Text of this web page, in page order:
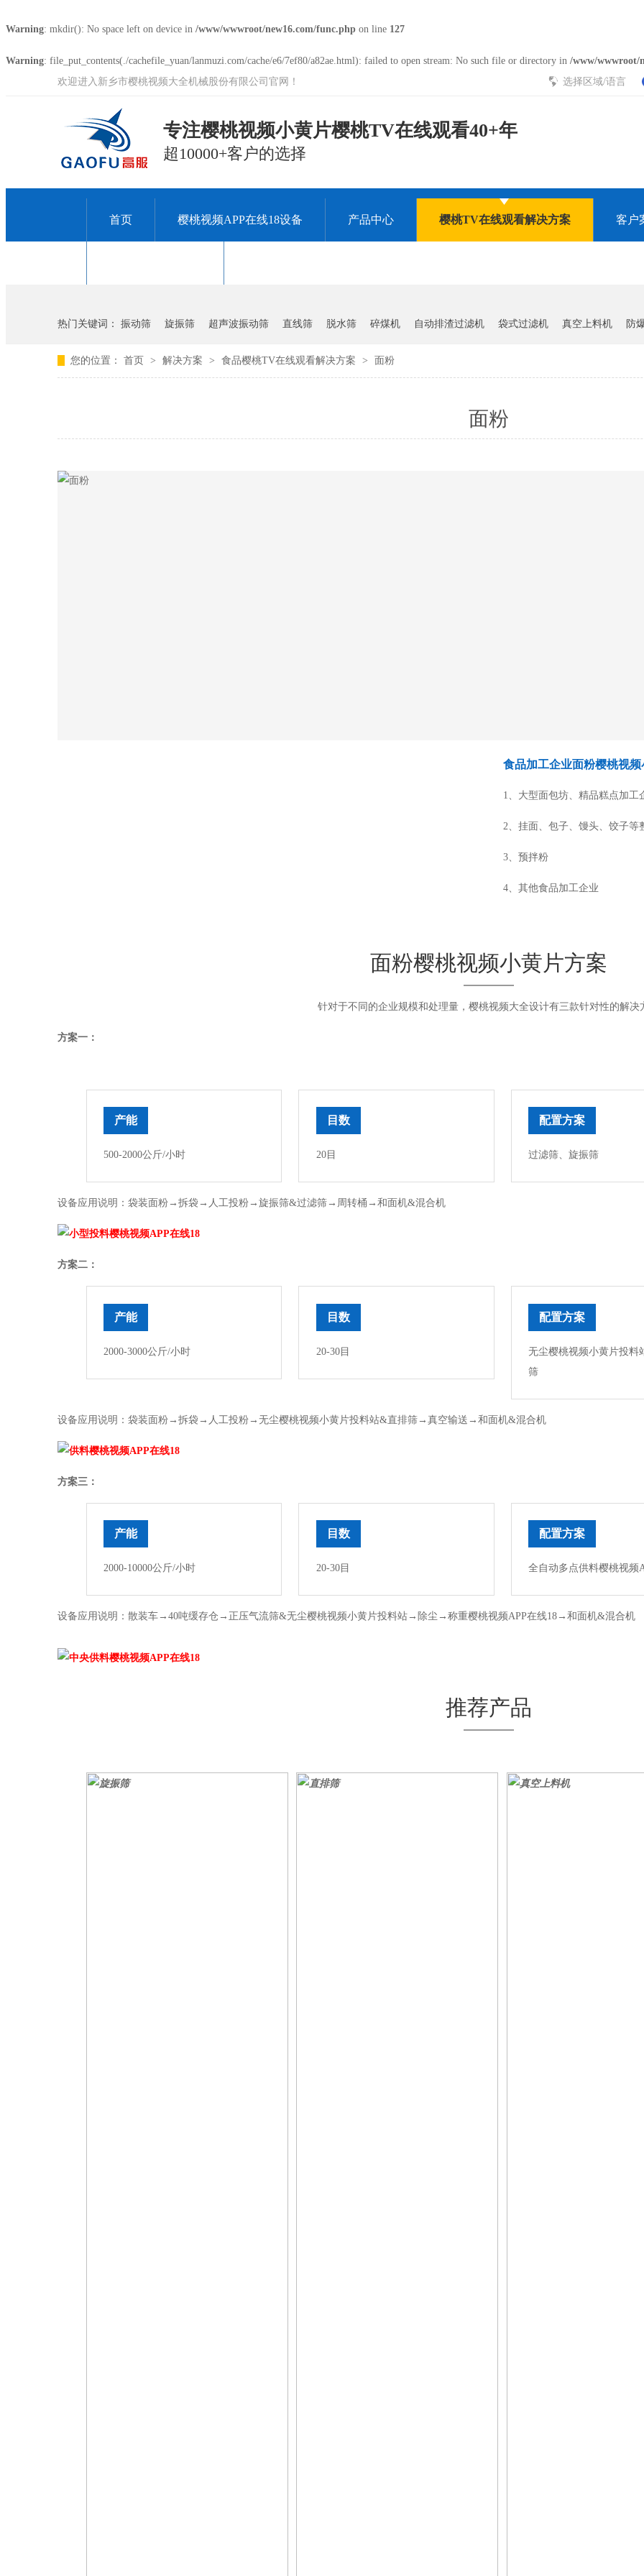
Warning: mkdir(): No space left on device in /www/wwwroot/new16.com/func.php on line 127
Warning: file_put_contents(./cachefile_yuan/lanmuzi.com/cache/e6/7ef80/a82ae.html): failed to open stream: No such file or directory in /www/wwwroot/
选择区域/语言
欢迎进入新乡市樱桃视频大全机械股份有限公司官网！
专注樱桃视频小黄片樱桃TV在线观看40+年
超10000+客户的选择
首页 樱桃视频APP在线18设备 产品中心 樱桃TV在线观看解决方案 客户
热门关键词： 振动筛 旋振筛 超声波振动筛 直线筛 脱水筛 碎煤机 自动排渣过滤机 袋式过滤机 真空上料机 防
您的位置： 首页 > 解决方案 > 食品樱桃TV在线观看解决方案 > 面粉
面粉
食品加工企业面粉樱桃视频
1、大型面包坊、精品糕点加工
2、挂面、包子、馒头、饺子等
3、预拌粉
4、其他食品加工企业
面粉樱桃视频小黄片方案
针对于不同的企业规模和处理量，樱桃视频大全设计有三款针对性的解决
方案一：
产能
500-2000公斤/小时
目数
20目
配置方案
过滤筛、旋振筛
设备应用说明：袋装面粉→拆袋→人工投粉→旋振筛&过滤筛→周转桶→和面机&混合机
方案二：
产能
2000-3000公斤/小时
目数
20-30目
配置方案
无尘樱桃视频小黄片投料
筛
设备应用说明：袋装面粉→拆袋→人工投粉→无尘樱桃视频小黄片投料站&直排筛→真空输送→和面机&混合机
方案三：
产能
2000-10000公斤/小时
目数
20-30目
配置方案
全自动多点供料樱桃视频
设备应用说明：散装车→40吨缓存仓→正压气流筛&无尘樱桃视频小黄片投料站→除尘→称重樱桃视频APP在线18→和面机&混合机
推荐产品